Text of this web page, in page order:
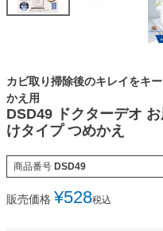
カビ取り掃除後のキレイをキ
かえ用
DSD49 ドクターデオ
けタイプ つめかえ
商品番号 DSD49
販売価格 ¥528税込